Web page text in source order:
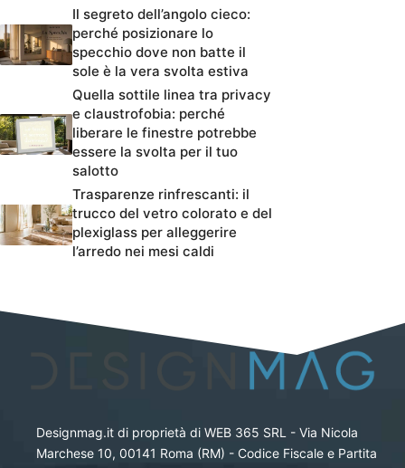
Il segreto dell’angolo cieco:
perché posizionare lo
specchio dove non batte il
sole è la vera svolta estiva
Quella sottile linea tra privacy
e claustrofobia: perché
liberare le finestre potrebbe
essere la svolta per il tuo
salotto
Trasparenze rinfrescanti: il
trucco del vetro colorato e del
plexiglass per alleggerire
l’arredo nei mesi caldi
Designmag.it di proprietà di WEB 365 SRL - Via Nicola
Marchese 10, 00141 Roma (RM) - Codice Fiscale e Partita